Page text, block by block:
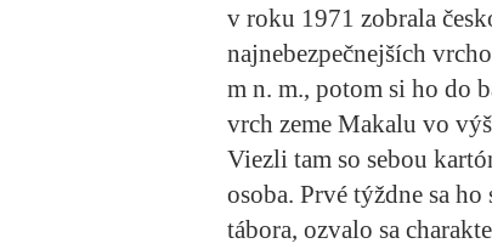
v roku 1971 zobrala
najnebezpečnejších
m n. m., potom si ho do
vrch zeme Makalu vo
Viezli tam so sebou
osoba. Prvé týždne sa
tábora, ozvalo sa